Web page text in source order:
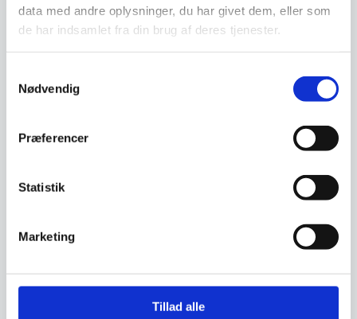
data med andre oplysninger, du har givet dem, eller som
de har indsamlet fra din brug af deres tjenester.
Nødvendig
Præferencer
Statistik
Marketing
Tillad alle
levering. Vi anbefaler at købe flere for optimal
Har du spørgsmål til varen? Klik her
Vi prismatcher - Klik her